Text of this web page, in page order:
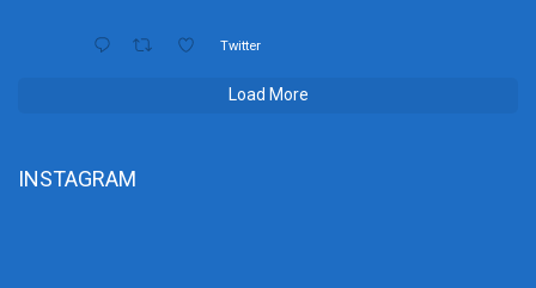
Twitter
Load More
INSTAGRAM